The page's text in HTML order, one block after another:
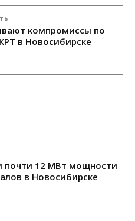
компромиссы по
в Новосибирске
почти 12 МВт мощности
в Новосибирске